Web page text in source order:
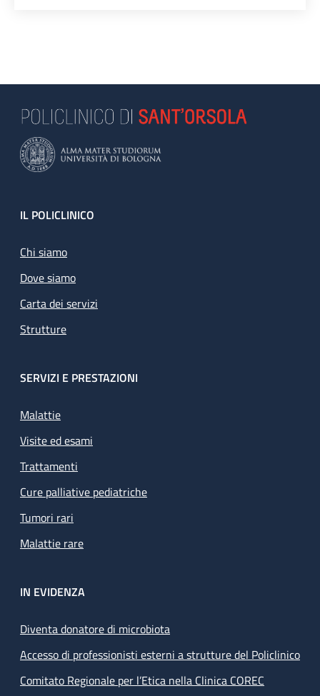
Footer
IL POLICLINICO
Chi siamo
Dove siamo
Carta dei servizi
Strutture
SERVIZI E PRESTAZIONI
Malattie
Visite ed esami
Trattamenti
Cure palliative pediatriche
Tumori rari
Malattie rare
IN EVIDENZA
Diventa donatore di microbiota
Accesso di professionisti esterni a strutture del Policlinico
Comitato Regionale per l’Etica nella Clinica COREC